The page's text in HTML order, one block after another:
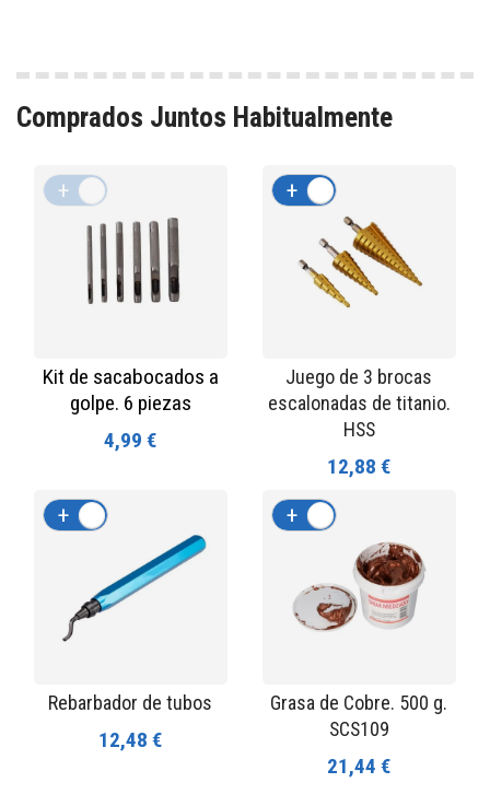
Comprados Juntos Habitualmente
Kit de sacabocados a
golpe. 6 piezas
4,99 €
+
Juego de 3 brocas
escalonadas de titanio.
HSS
12,88 €
+
Rebarbador de tubos
12,48 €
+
Grasa de Cobre. 500 g.
SCS109
21,44 €
+